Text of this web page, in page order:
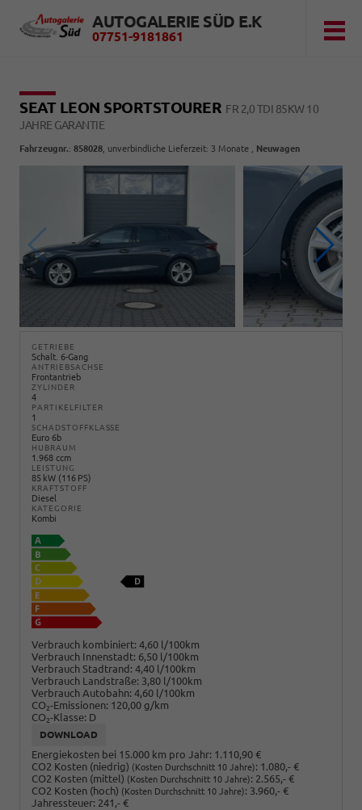
AUTOGALERIE SÜD E.K
07751-9181861
SEAT LEON SPORTSTOURER FR 2,0 TDI 85KW 10
JAHRE GARANTIE
Fahrzeugnr.: 858028 , unverbindliche Lieferzeit: 3 Monate Neuwagen
GETRIEBE
Schalt. 6-Gang
ANTRIEBSACHSE
Frontantrieb
ZYLINDER
4
PARTIKELFILTER
1
SCHADSTOFFKLASSE
Euro 6b
HUBRAUM
1.968 ccm
LEISTUNG
85 kW (116 PS)
KRAFTSTOFF
Diesel
KATEGORIE
Kombi
Verbrauch kombiniert: 4,60 l/100km
Verbrauch Innenstadt: 6,50 l/100km
Verbrauch Stadtrand: 4,40 l/100km
Verbrauch Landstraße: 3,80 l/100km
Verbrauch Autobahn: 4,60 l/100km
CO2-Emissionen: 120,00 g/km
CO2-Klasse: D
DOWNLOAD
Energiekosten bei 15.000 km pro Jahr: 1.110,90 €
CO2 Kosten (niedrig) (Kosten Durchschnitt 10 Jahre): 1.080,- €
CO2 Kosten (mittel) (Kosten Durchschnitt 10 Jahre): 2.565,- €
CO2 Kosten (hoch) (Kosten Durchschnitt 10 Jahre): 3.960,- €
Jahressteuer: 241,- €